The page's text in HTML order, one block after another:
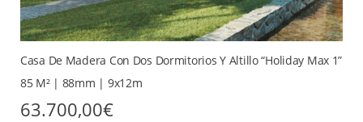
Casa De Madera Con Dos Dormitorios Y Altillo “Holiday Max 1”
85 M² | 88mm | 9x12m
63.700,00€